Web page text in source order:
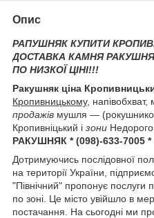
Опис
РАПУШНЯК КУПИТИ
ДОСТАВКА КАМНЯ
ПО НИЗКОЇ ЦІНІ!!!
Ракушняк ціна
Кропивницькому,
продажів мушля —
Кропивніцький і зони
РАКУШНЯК * (098)-633-7005 *
Дотримуючись послідовної
на території України,
"Північний" пропонує послуги
по зоні. Це місто увійшло в
постачання. На сьогодні ми